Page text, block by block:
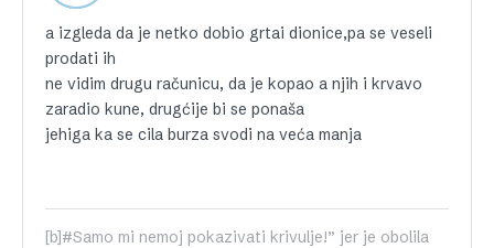
a izgleda da je netko dobio grtai dionice,pa se veseli
prodati ih
ne vidim drugu računicu, da je kopao a njih i krvavo
zaradio kune, drugćije bi se ponaša
jehiga ka se cila burza svodi na veća manja
[b]#Samo mi nemoj pokazivati krivulje!” jer je obolila